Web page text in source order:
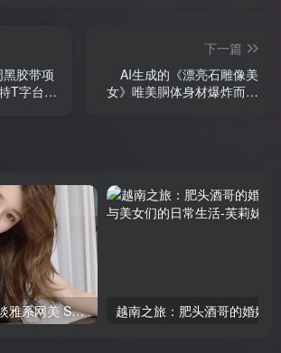
胶带项
T字台走
下一篇
AI生成的《漂亮石雕像美
女》唯美胴体身材爆炸而且
姿势逐渐大胆！淡雅系网美 SEOA 天使脸魔鬼撩人性感身材就是她！